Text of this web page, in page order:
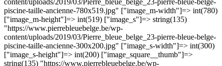
content/uploads/2019/03/Pierre_bleue_belge_23-pierre-bleue-belge-
piscine-taille-ancienne-780x519.jpg" ["image_m-width"]=> int(780)
["image_m-height"]=> int(519) ["image_s"]=> string(135)
"https://www.pierrebleuebelge.be/wp-
content/uploads/2019/03/Pierre_bleue_belge_23-pierre-bleue-belge-
piscine-taille-ancienne-300x200.jpg" ["image_s-width"]=> int(300)
["image_s-height"]=> int(200) ["image_square__thumb"]=>
string(135) "https://www.pierrebleuebelge.be/wp-